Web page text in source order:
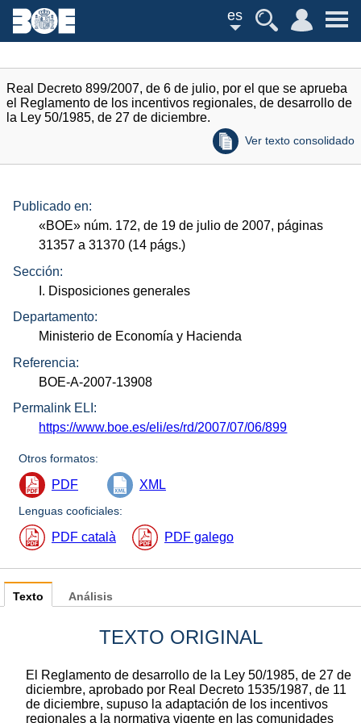
es
Real Decreto 899/2007, de 6 de julio, por el que se aprueba
el Reglamento de los incentivos regionales, de desarrollo de
la Ley 50/1985, de 27 de diciembre.
Ver texto consolidado
Publicado en:
«BOE» núm. 172, de 19 de julio de 2007, páginas
31357 a 31370 (14 págs.)
Sección:
I. Disposiciones generales
Departamento:
Ministerio de Economía y Hacienda
Referencia:
BOE-A-2007-13908
Permalink ELI:
https://www.boe.es/eli/es/rd/2007/07/06/899
Otros formatos:
PDF XML
Lenguas cooficiales:
PDF català PDF galego
Texto
TEXTO ORIGINAL
El Reglamento de desarrollo de la Ley 50/1985, de 27 de
diciembre, aprobado por Real Decreto 1535/1987, de 11
de diciembre, supuso la adaptación de los incentivos
regionales a la normativa vigente en las comunidades
Análisis